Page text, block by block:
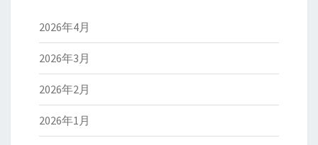
2026年4月
2026年3月
2026年2月
2026年1月